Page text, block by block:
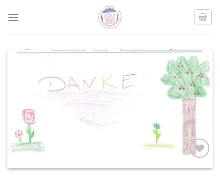
AUF MEINE